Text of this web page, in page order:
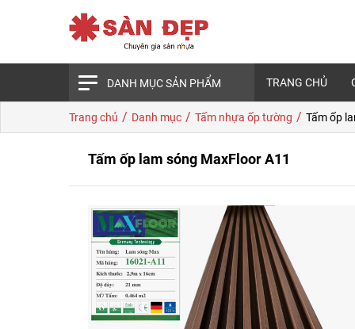
DANH MỤC SẢN PHẨM TRANG CHỦ
Trang chủ / Danh mục / Tấm nhựa ốp tường / Tấm ốp
Tấm ốp lam sóng MaxFloor A11